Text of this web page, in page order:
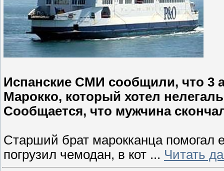
Испанские СМИ сообщили, что 3
Марокко, который хотел
Сообщается, что мужчина
Старший брат марокканца помогал
погрузил чемодан, в кот ... Читать